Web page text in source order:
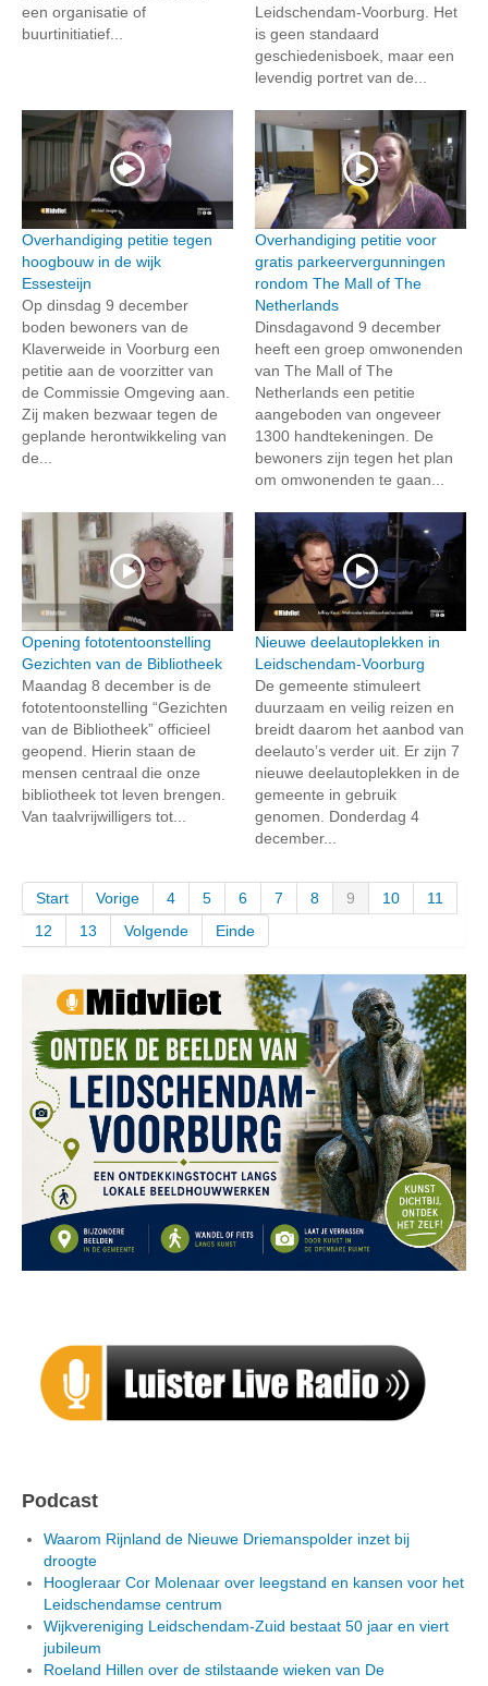
een organisatie of
buurtinitiatief...
Leidschendam-Voorburg. Het
is geen standaard
geschiedenisboek, maar een
levendig portret van de...
Overhandiging petitie tegen
hoogbouw in de wijk
Essesteijn
Op dinsdag 9 december
boden bewoners van de
Klaverweide in Voorburg een
petitie aan de voorzitter van
de Commissie Omgeving aan.
Zij maken bezwaar tegen de
geplande herontwikkeling van
de...
Overhandiging petitie voor
gratis parkeervergunningen
rondom The Mall of The
Netherlands
Dinsdagavond 9 december
heeft een groep omwonenden
van The Mall of The
Netherlands een petitie
aangeboden van ongeveer
1300 handtekeningen. De
bewoners zijn tegen het plan
om omwonenden te gaan...
Opening fototentoonstelling
Gezichten van de Bibliotheek
Maandag 8 december is de
fototentoonstelling “Gezichten
van de Bibliotheek” officieel
geopend. Hierin staan de
mensen centraal die onze
bibliotheek tot leven brengen.
Van taalvrijwilligers tot...
Nieuwe deelautoplekken in
Leidschendam-Voorburg
De gemeente stimuleert
duurzaam en veilig reizen en
breidt daarom het aanbod van
deelauto’s verder uit. Er zijn 7
nieuwe deelautoplekken in de
gemeente in gebruik
genomen. Donderdag 4
december...
Start Vorige 4 5 6 7 8 9 10
11
12
13 Volgende Einde
Podcast
Waarom Rijnland de Nieuwe Driemanspolder inzet bij
droogte
Hoogleraar Cor Molenaar over leegstand en kansen voor het
Leidschendamse centrum
Wijkvereniging Leidschendam-Zuid bestaat 50 jaar en viert
jubileum
Roeland Hillen over de stilstaande wieken van De